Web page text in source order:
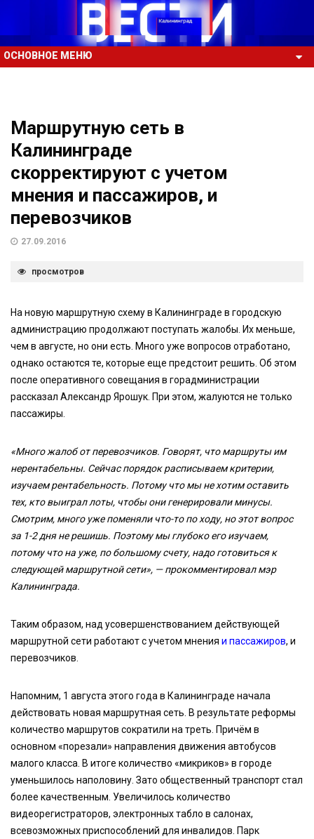
ОСНОВНОЕ МЕНЮ
Маршрутную сеть в
Калининграде
скорректируют с учетом
мнения и пассажиров, и
перевозчиков
27.09.2016
просмотров
На новую маршрутную схему в Калининграде в городскую
администрацию продолжают поступать жалобы. Их меньше,
чем в августе, но они есть. Много уже вопросов отработано,
однако остаются те, которые еще предстоит решить. Об этом
после оперативного совещания в горадминистрации
рассказал Александр Ярошук. При этом, жалуются не только
пассажиры.
«Много жалоб от перевозчиков. Говорят, что маршруты им
нерентабельны. Сейчас порядок расписываем критерии,
изучаем рентабельность. Потому что мы не хотим оставить
тех, кто выиграл лоты, чтобы они генерировали минусы.
Смотрим, много уже поменяли что-то по ходу, но этот вопрос
за 1-2 дня не решишь. Поэтому мы глубоко его изучаем,
потому что на уже, по большому счету, надо готовиться к
следующей маршрутной сети», — прокомментировал мэр
Калининграда.
Таким образом, над усовершенствованием действующей
маршрутной сети работают с учетом мнения и пассажиров, и
перевозчиков.
Напомним, 1 августа этого года в Калининграде начала
действовать новая маршрутная сеть. В результате реформы
количество маршрутов сократили на треть. Причём в
основном «порезали» направления движения автобусов
малого класса. В итоге количество «микриков» в городе
уменьшилось наполовину. Зато общественный транспорт стал
более качественным. Увеличилось количество
видеорегистраторов, электронных табло в салонах,
всевозможных приспособлений для инвалидов. Парк